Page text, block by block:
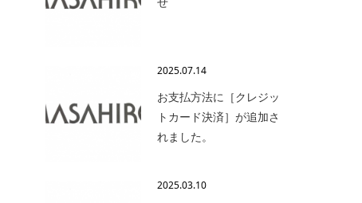
2025.07.14
お支払方法に［クレジッ
トカード決済］が追加さ
れました。
2025.03.10